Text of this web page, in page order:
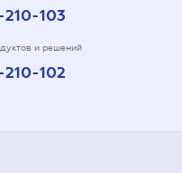
103
и решений
102